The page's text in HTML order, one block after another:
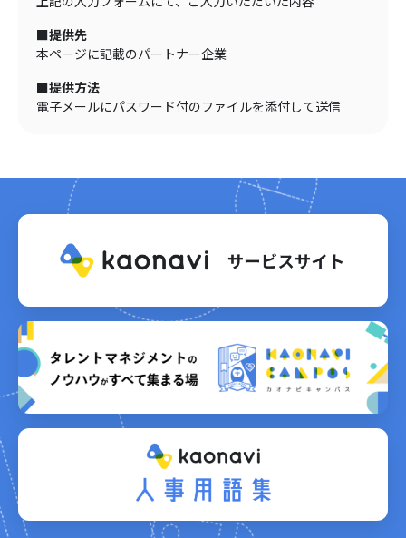
■提供先
本ページに記載のパートナー企業
■提供方法
電子メールにパスワード付のファイルを添付して送信